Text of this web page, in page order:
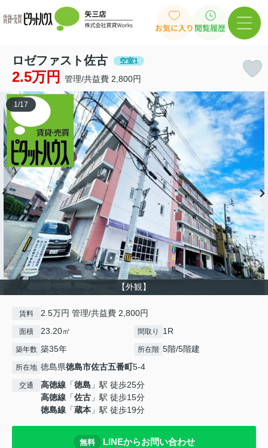
お気に入り 閲覧履歴
ロゼファスト佐古 空室1
2.5万円 管理/共益費 2,800円
【外観】
1/17
賃料 2.5万円 管理/共益費 2,800円
面積 23.20㎡ 間取り 1R
築年数 築35年 所在階 5階/5階建
所在地 徳島県徳島市佐古五番町5-4
交通 高徳線 「徳島 」駅 徒歩25分
高徳線 「佐古 」駅 徒歩15分
徳島線 「蔵本 」駅 徒歩19分
無料 LINEからお問い合わせ